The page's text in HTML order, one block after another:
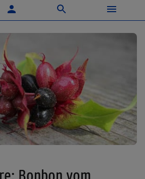
Bonbon vom